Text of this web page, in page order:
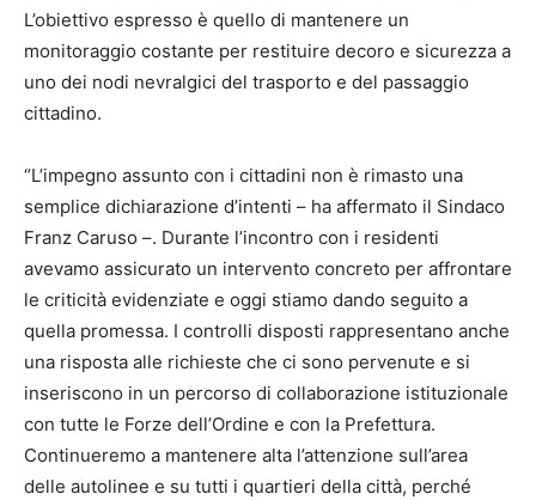
L’obiettivo espresso è quello di mantenere un
monitoraggio costante per restituire decoro e sicurezza a
uno dei nodi nevralgici del trasporto e del passaggio
cittadino.
“L’impegno assunto con i cittadini non è rimasto una
semplice dichiarazione d’intenti – ha affermato il Sindaco
Franz Caruso –. Durante l’incontro con i residenti
avevamo assicurato un intervento concreto per affrontare
le criticità evidenziate e oggi stiamo dando seguito a
quella promessa. I controlli disposti rappresentano anche
una risposta alle richieste che ci sono pervenute e si
inseriscono in un percorso di collaborazione istituzionale
con tutte le Forze dell’Ordine e con la Prefettura.
Continueremo a mantenere alta l’attenzione sull’area
delle autolinee e su tutti i quartieri della città, perché